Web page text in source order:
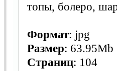
топы, болеро,
Формат: jpg
Размер: 63.95Mb
Страниц: 104